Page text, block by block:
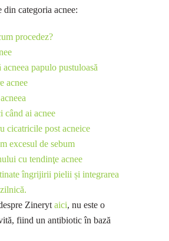
din categoria acnee:
procedez?
acneea papulo pustuloasă
acnee
când ai acnee
cicatricile post acneice
excesul de sebum
cu tendinţe acnee
îngrijirii pielii și integrarea
Zineryt aici, nu este o
fiind un antibiotic în bază